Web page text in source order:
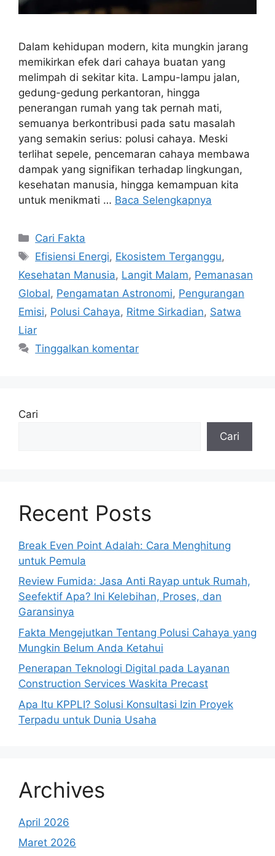
Dalam kehidupan modern, kita mungkin jarang
memikirkan efek dari cahaya buatan yang
melimpah di sekitar kita. Lampu-lampu jalan,
gedung-gedung perkantoran, hingga
penerangan rumah yang tak pernah mati,
semuanya berkontribusi pada satu masalah
yang semakin serius: polusi cahaya. Meski
terlihat sepele, pencemaran cahaya membawa
dampak yang signifikan terhadap lingkungan,
kesehatan manusia, hingga kemampuan kita
untuk menikmati … Baca Selengkapnya
Kategori
Cari Fakta
Tag
Efisiensi Energi, Ekosistem Terganggu,
Kesehatan Manusia, Langit Malam, Pemanasan
Global, Pengamatan Astronomi, Pengurangan
Emisi, Polusi Cahaya, Ritme Sirkadian, Satwa
Liar
Tinggalkan komentar
Cari
Cari
Recent Posts
Break Even Point Adalah: Cara Menghitung
untuk Pemula
Review Fumida: Jasa Anti Rayap untuk Rumah,
Seefektif Apa? Ini Kelebihan, Proses, dan
Garansinya
Fakta Mengejutkan Tentang Polusi Cahaya yang
Mungkin Belum Anda Ketahui
Penerapan Teknologi Digital pada Layanan
Construction Services Waskita Precast
Apa Itu KPPLI? Solusi Konsultasi Izin Proyek
Terpadu untuk Dunia Usaha
Archives
April 2026
Maret 2026